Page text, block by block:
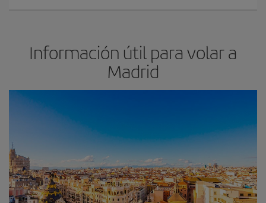
Información útil para volar a
Madrid